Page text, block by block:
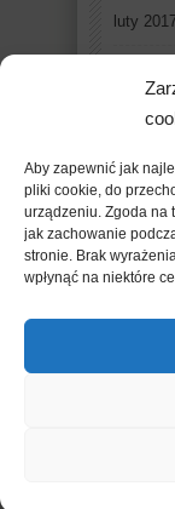
Aby zapewnić jak
pliki cookie, do
urządzeniu. Zgoda na
jak zachowanie
stronie. Brak
wpłynąć na niektóre
luty
grudzień
listopad
Copyright